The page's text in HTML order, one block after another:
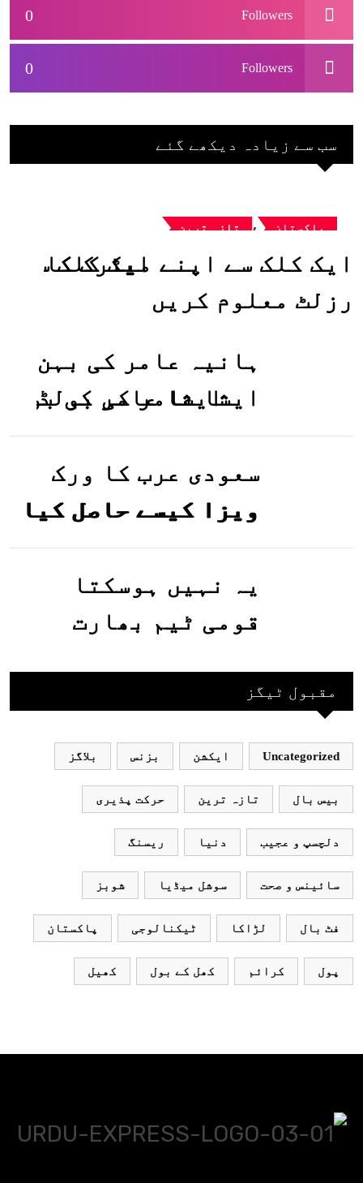
0 Followers
0 Followers
سب سے زیادہ دیکھے گئے
پاکستان , تازہ ترین
ایک کلک سے اپنے میٹرک کا
رزلٹ معلوم کریں
ہانیہ عامر کی بہن
ایشا عامر کی بولڈ
تصاویر وائرل ہو
گئیں
سعودی عرب کا ورک
ویزا کیسے حاصل کیا
جاسکتا ہے؟جانیے
یہ نہیں ہوسکتا
قومی ٹیم بھارت
بھارتی ٹیم پاکستانمقبول ٹیگز
Uncategorized ایکشن بزنس بلاگز
بیس بال تازہ ترین حرکت پذیری
دلچسپ و عجیب دنیا ریسنگ
سائینس و صحت سوشل میڈیا شوبز
فٹ بال لڑاکا ٹیکنالوجی پاکستان
پول کرائم کھل کے بول کھیل